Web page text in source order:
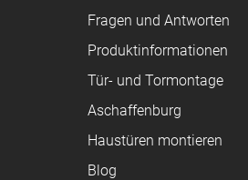
Fragen und Antworten
Produktinformationen
Tür- und Tormontage
Aschaffenburg
Haustüren montieren
Blog